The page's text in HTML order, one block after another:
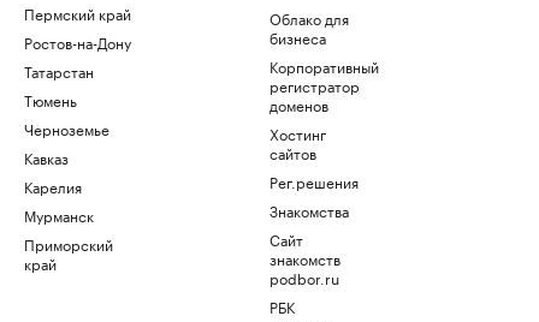
Пермский край
Ростов-на-Дону
Татарстан
Тюмень
Черноземье
Кавказ
Карелия
Мурманск
Приморский
край
Облако для
бизнеса
Корпоративный
регистратор
доменов
Хостинг
сайтов
Рег.решения
Знакомства
Сайт
знакомств
podbor.ru
РБК